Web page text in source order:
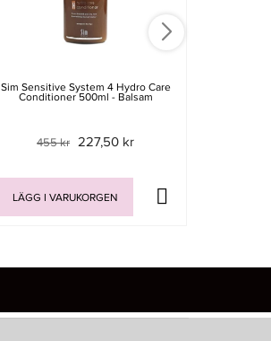
Sim Sensitive System 4 Hydro Care
Conditioner 500ml - Balsam
455 kr 227,50 kr
LÄGG I VARUKORGEN